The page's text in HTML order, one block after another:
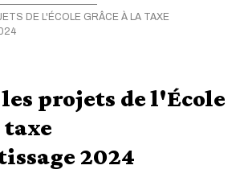
DE L'ÉCOLE GRÂCE À LA TAXE
projets de l'École
taxe
2024